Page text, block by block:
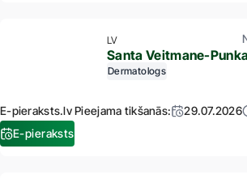
LV
Santa Veitmane-
Dermatologs
E-pieraksts.lv Pieejama tikšanās: 29.07.2026
E-pieraksts